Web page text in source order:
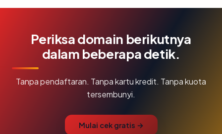
Periksa domain berikutnya
dalam beberapa detik.
Tanpa pendaftaran. Tanpa kartu kredit. Tanpa kuota
tersembunyi.
Mulai cek gratis →